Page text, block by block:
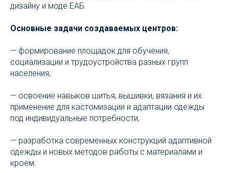
дизайну и моде ЕАБ.
Основные задачи создаваемых центров:
— формирование площадок для обучения,
социализации и трудоустройства разных групп
населения;
— освоение навыков шитья, вышивки, вязания и их
применение для кастомизации и адаптации одежды
под индивидуальные потребности;
— разработка современных конструкций адаптивной
одежды и новых методов работы с материалами и
кроем.